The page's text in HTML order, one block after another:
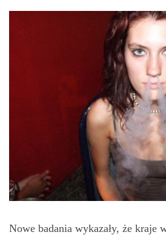
Nowe badania wykazały, że kraje